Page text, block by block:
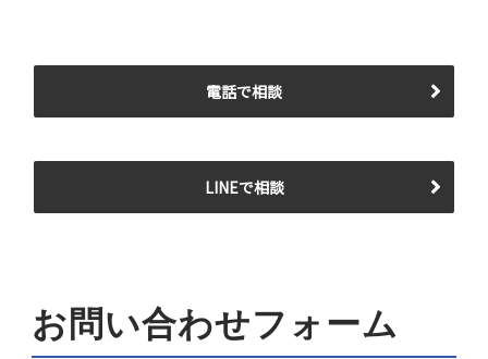
電話で相談
LINEで相談
お問い合わせフォーム